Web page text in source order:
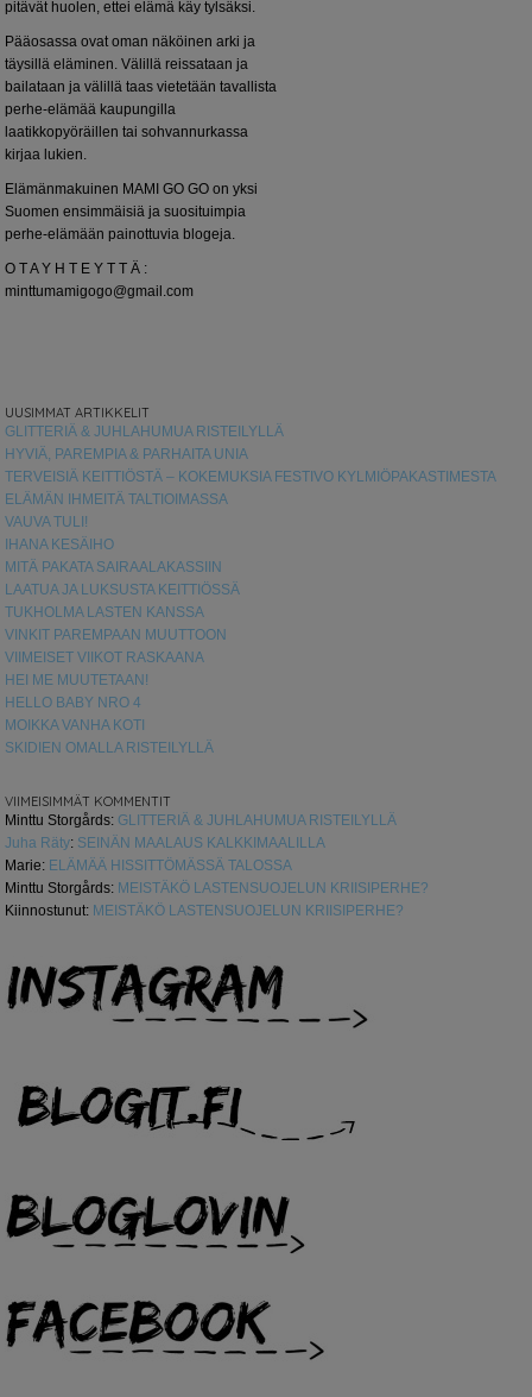
pitävät huolen, ettei elämä käy tylsäksi.
Pääosassa ovat oman näköinen arki ja
täysillä eläminen. Välillä reissataan ja
bailataan ja välillä taas vietetään tavallista
perhe-elämää kaupungilla
laatikkopyöräillen tai sohvannurkassa
kirjaa lukien.
Elämänmakuinen MAMI GO GO on yksi
Suomen ensimmäisiä ja suosituimpia
perhe-elämään painottuvia blogeja.
O T A Y H T E Y T T Ä :
minttumamigogo@gmail.com
UUSIMMAT ARTIKKELIT
GLITTERIÄ & JUHLAHUMUA RISTEILYLLÄ
HYVIÄ, PAREMPIA & PARHAITA UNIA
TERVEISIÄ KEITTIÖSTÄ – KOKEMUKSIA FESTIVO KYLMIÖPAKASTIMESTA
ELÄMÄN IHMEITÄ TALTIOIMASSA
VAUVA TULI!
IHANA KESÄIHO
MITÄ PAKATA SAIRAALAKASSIIN
LAATUA JA LUKSUSTA KEITTIÖSSÄ
TUKHOLMA LASTEN KANSSA
VINKIT PAREMPAAN MUUTTOON
VIIMEISET VIIKOT RASKAANA
HEI ME MUUTETAAN!
HELLO BABY NRO 4
MOIKKA VANHA KOTI
SKIDIEN OMALLA RISTEILYLLÄ
VIIMEISIMMÄT KOMMENTIT
Minttu Storgårds: GLITTERIÄ & JUHLAHUMUA RISTEILYLLÄ
Juha Räty: SEINÄN MAALAUS KALKKIMAALILLA
Marie: ELÄMÄÄ HISSITTÖMÄSSÄ TALOSSA
Minttu Storgårds: MEISTÄKÖ LASTENSUOJELUN KRIISIPERHE?
Kiinnostunut: MEISTÄKÖ LASTENSUOJELUN KRIISIPERHE?